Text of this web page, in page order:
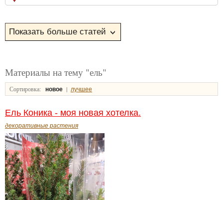
Материалы на тему "ель"
Сортировка: новое | лучшее
Ель Коника - моя новая хотелка.
декоративные растения